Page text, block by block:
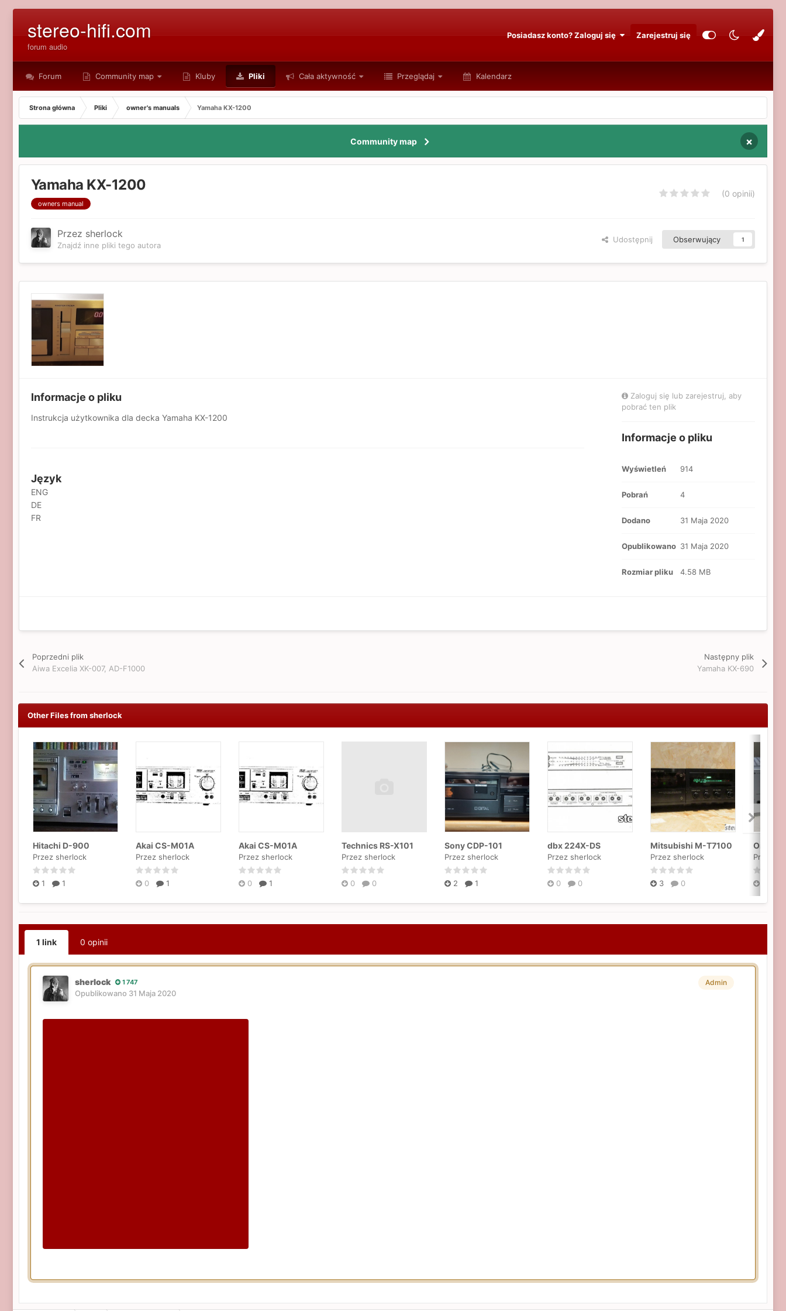
stereo-hifi.com
forum audio
Posiadasz konto? Zaloguj się Zarejestruj się
Forum Community map Kluby Pliki Cała aktywność Przeglądaj Kalendarz
Strona główna Pliki owner's manuals Yamaha KX-1200
Community map ×
Yamaha KX-1200
owners manual
(0 opinii)
Przez sherlock
Znajdź inne pliki tego autora
Udostępnij Obserwujący 1
Informacje o pliku
Instrukcja użytkownika dla decka Yamaha KX-1200
Język
ENG
DE
FR
Zaloguj się lub zarejestruj, aby
pobrać ten plik
Informacje o pliku
Wyświetleń 914
Pobrań 4
Dodano 31 Maja 2020
Opublikowano 31 Maja 2020
Rozmiar pliku 4.58 MB
Poprzedni plik
Aiwa Excelia XK-007, AD-F1000
Następny plik
Yamaha KX-690
Other Files from sherlock
Hitachi D-900
Przez sherlock
1 1
Akai CS-M01A
Przez sherlock
0 1
Akai CS-M01A
Przez sherlock
0 1
Technics RS-X101
Przez sherlock
0 0
Sony CDP-101
Przez sherlock
2 1
dbx 224X-DS
Przez sherlock
0 0
Mitsubishi M-T7100
Przez sherlock
3 0
Przez
0
1 link 0 opinii
sherlock 1 747
Opublikowano 31 Maja 2020
Admin